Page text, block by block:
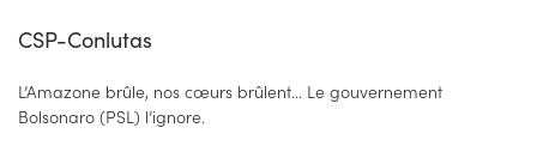
CSP-Conlutas
L’Amazone brûle, nos cœurs brûlent... Le gouvernement
Bolsonaro (PSL) l’ignore.